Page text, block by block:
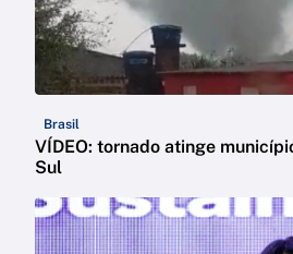
Brasil
VÍDEO: tornado atinge
Sul